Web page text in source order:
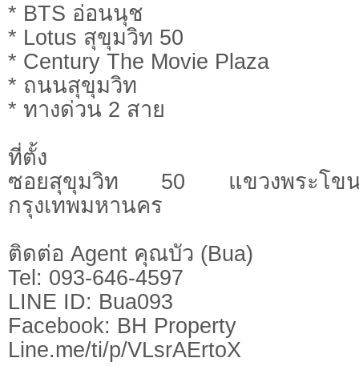
* BTS อ่อนนุช
* Lotus สุขุมวิท 50
* Century The Movie Plaza
* ถนนสุขุมวิท
* ทางด่วน 2 สาย
ที่ตั้ง
ซอยสุขุมวิท 50 แขวงพระโขน
กรุงเทพมหานคร
ติดต่อ Agent คุณบัว (Bua)
Tel: 093-646-4597
LINE ID: Bua093
Facebook: BH Property
Line.me/ti/p/VLsrAErtoX